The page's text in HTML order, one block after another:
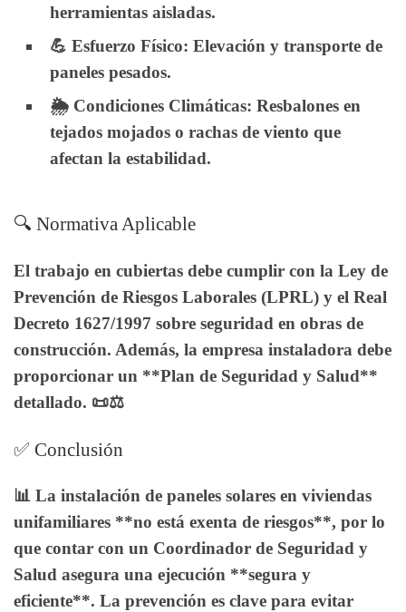
herramientas aisladas.
💪 Esfuerzo Físico: Elevación y transporte de
paneles pesados.
🌦️ Condiciones Climáticas: Resbalones en
tejados mojados o rachas de viento que
afectan la estabilidad.
🔍 Normativa Aplicable
El trabajo en cubiertas debe cumplir con la Ley de
Prevención de Riesgos Laborales (LPRL) y el Real
Decreto 1627/1997 sobre seguridad en obras de
construcción. Además, la empresa instaladora debe
proporcionar un **Plan de Seguridad y Salud**
detallado. 📜⚖️
✅ Conclusión
📊 La instalación de paneles solares en viviendas
unifamiliares **no está exenta de riesgos**, por lo
que contar con un Coordinador de Seguridad y
Salud asegura una ejecución **segura y
eficiente**. La prevención es clave para evitar